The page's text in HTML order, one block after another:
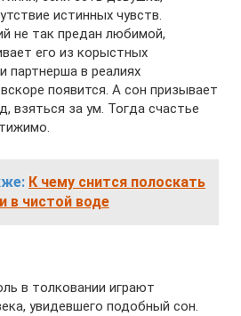
истинных чувств.
не так предан любимой,
его из корыстных
партнерша в реалиях
появится. А сон призывает
взяться за ум. Тогда счастье
К чему снится полоскать
в чистой воде
в толковании играют
увидевшего подобный сон.